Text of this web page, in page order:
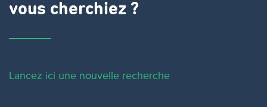
vous cherchiez ?
Lancez ici une nouvelle recherche